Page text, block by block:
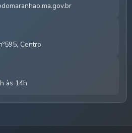
Centro
às 14h